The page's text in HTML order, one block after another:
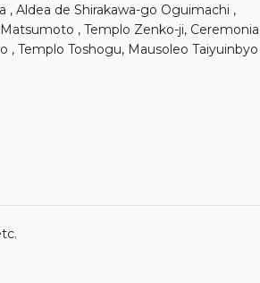
, Aldea de Shirakawa-go Oguimachi ,
, Templo Zenko-ji, Ceremonia
Templo Toshogu, Mausoleo Taiyuinbyo